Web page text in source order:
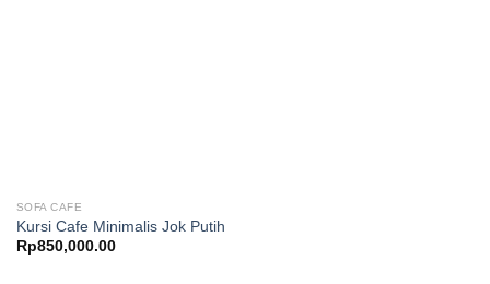
SOFA CAFE
Kursi Cafe Minimalis Jok Putih
Rp850,000.00